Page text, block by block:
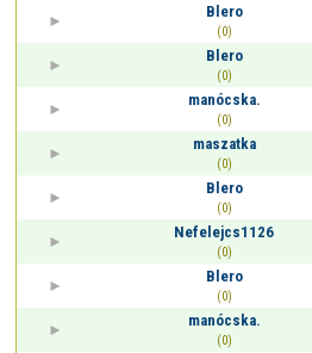
Blero
(0)
Blero
(0)
manócska.
(0)
maszatka
(0)
Blero
(0)
Nefelejcs1126
(0)
Blero
(0)
manócska.
(0)